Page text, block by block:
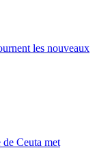
les nouveaux
de Ceuta met